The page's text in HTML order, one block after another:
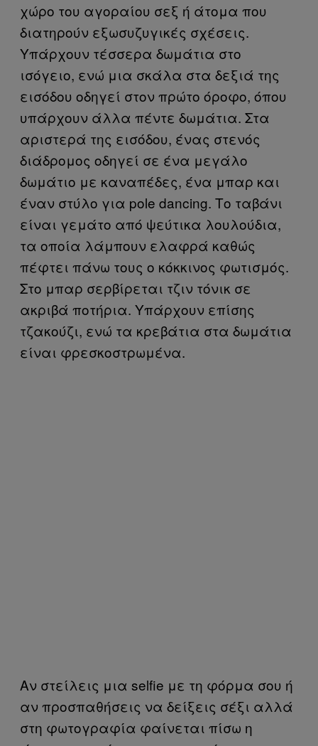
χώρο του αγοραίου σεξ ή άτομα που
διατηρούν εξωσυζυγικές σχέσεις.
Υπάρχουν τέσσερα δωμάτια στο
ισόγειο, ενώ μια σκάλα στα δεξιά της
εισόδου οδηγεί στον πρώτο όροφο, όπου
υπάρχουν άλλα πέντε δωμάτια. Στα
αριστερά της εισόδου, ένας στενός
διάδρομος οδηγεί σε ένα μεγάλο
δωμάτιο με καναπέδες, ένα μπαρ και
έναν στύλο για pole dancing. Το ταβάνι
είναι γεμάτο από ψεύτικα λουλούδια,
τα οποία λάμπουν ελαφρά καθώς
πέφτει πάνω τους ο κόκκινος φωτισμός.
Στο μπαρ σερβίρεται τζιν τόνικ σε
ακριβά ποτήρια. Υπάρχουν επίσης
τζακούζι, ενώ τα κρεβάτια στα δωμάτια
είναι φρεσκοστρωμένα.
Αν στείλεις μια selfie με τη φόρμα σου ή
αν προσπαθήσεις να δείξεις σέξι αλλά
στη φωτογραφία φαίνεται πίσω η